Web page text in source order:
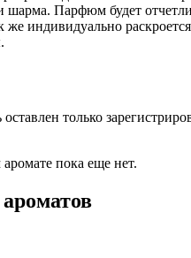
шарма. Парфюм будет
же индивидуально
только
пока еще нет.